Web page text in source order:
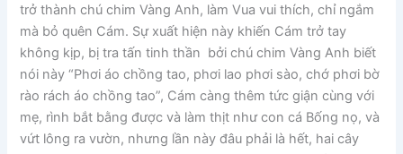
trở thành chú chim Vàng Anh, làm Vua vui thích, chỉ ngắm
mà bỏ quên Cám. Sự xuất hiện này khiến Cám trở tay
không kịp, bị tra tấn tinh thần bởi chú chim Vàng Anh biết
nói này “Phơi áo chồng tao, phơi lao phơi sào, chớ phơi bờ
rào rách áo chồng tao”, Cám càng thêm tức giận cùng với
mẹ, rình bắt bằng được và làm thịt như con cá Bống nọ, và
vứt lông ra vườn, nhưng lần này đâu phải là hết, hai cây